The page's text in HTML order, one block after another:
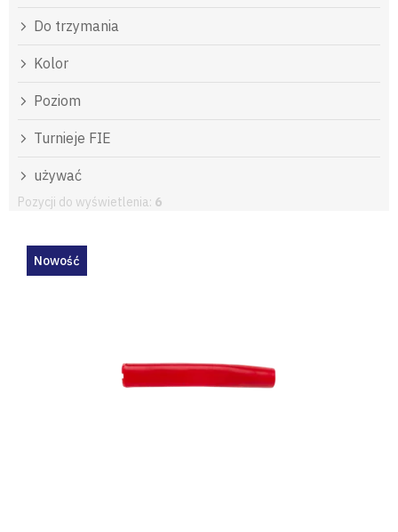
Do trzymania
Kolor
Poziom
Turnieje FIE
używać
Pozycji do wyświetlenia: 6
Nowość